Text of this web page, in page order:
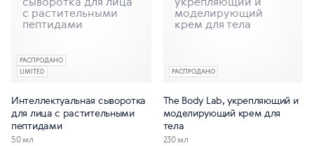
LIMITED
РАСПРОДАНО
Интеллектуальная сыворотка
для лица с растительными
пептидами
50 мл
РАСПРОДАНО
The Body Lab, укрепляющий и
моделирующий крем для
тела
230 мл